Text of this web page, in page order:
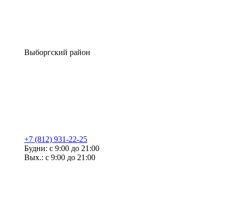
Выборгский район
+7 (812) 931-22-25
Будни: с 9:00 до 21:00
Вых.: с 9:00 до 21:00